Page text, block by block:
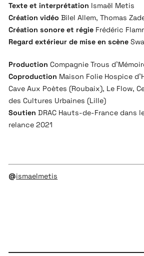
Texte et interprétation Ismaël Metis
Création vidéo Bilel Allem, Thomas
Création sonore et régie Frédéric
Regard extérieur de mise en scène
Production Compagnie Trous
Coproduction Maison Folie Hospice
Cave Aux Poètes (Roubaix), Le Flow,
des Cultures Urbaines (Lille)
Soutien DRAC Hauts-de-France dans
relance 2021
@ismaelmetis